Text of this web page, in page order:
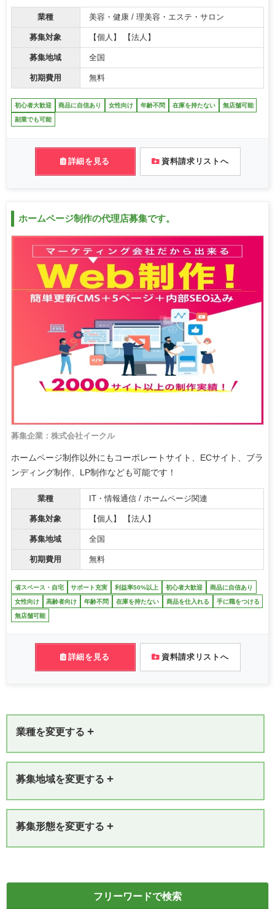
業種 美容・健康 / 理美容・エステ・サロン
募集対象 【個人】 【法人】
募集地域 全国
初期費用 無料
初心者大歓迎 商品に自信あり 女性向け 年齢不問 在庫を持たない 無店舗可能
副業でも可能
詳細を見る 資料請求リストへ
ホームページ制作の代理店募集です。
募集企業：株式会社イークル
ホームページ制作以外にもコーポレートサイト、ECサイト、ブラ
ンディング制作、LP制作なども可能です！
業種 IT・情報通信 / ホームページ関連
募集対象 【個人】 【法人】
募集地域 全国
初期費用 無料
省スペース・自宅 サポート充実 利益率50%以上 初心者大歓迎 商品に自信あり
女性向け 高齢者向け 年齢不問 在庫を持たない 商品を仕入れる 手に職をつける
無店舗可能
詳細を見る 資料請求リストへ
業種を変更する +
募集地域を変更する +
募集形態を変更する +
フリーワードで検索